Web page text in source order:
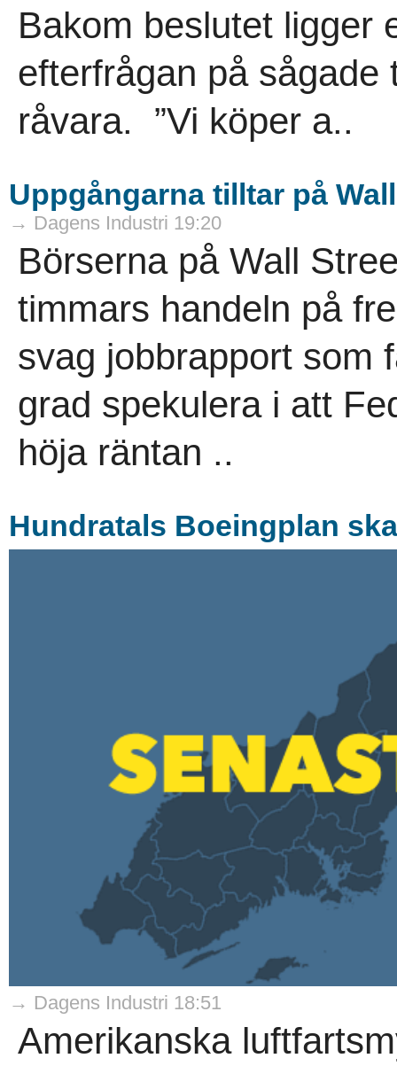
Bakom beslutet ligger
efterfrågan på sågade
råvara. ”Vi köper a..
Uppgångarna tilltar på
→ Dagens Industri 19:20
Börserna på Wall
timmars handeln på
svag jobbrapport som
grad spekulera i att
höja räntan ..
Hundratals Boeingplan
→ Dagens Industri 18:51
Amerikanska